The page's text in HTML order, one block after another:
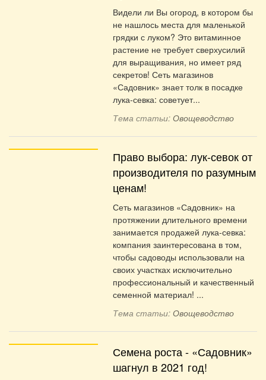
Видели ли Вы огород, в котором бы
не нашлось места для маленькой
грядки с луком? Это витаминное
растение не требует сверхусилий
для выращивания, но имеет ряд
секретов! Сеть магазинов
«Садовник» знает толк в посадке
лука-севка: советует...
Тема статьи: Овощеводство
Право выбора: лук-севок от
производителя по разумным
ценам!
Сеть магазинов «Садовник» на
протяжении длительного времени
занимается продажей лука-севка:
компания заинтересована в том,
чтобы садоводы использовали на
своих участках исключительно
профессиональный и качественный
семенной материал! ...
Тема статьи: Овощеводство
Семена роста - «Садовник»
шагнул в 2021 год!